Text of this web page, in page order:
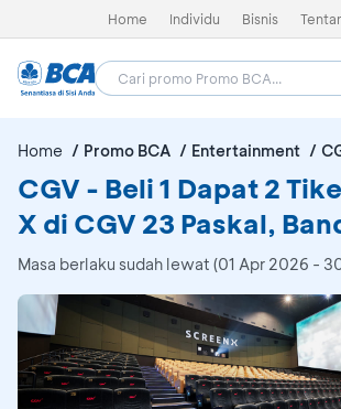
Home Individu Bisnis
Home Promo BCA Entertainment
CGV - Beli 1 Dapat 2
X di CGV 23 Paskal,
Masa berlaku sudah lewat (01 Apr 2026 -